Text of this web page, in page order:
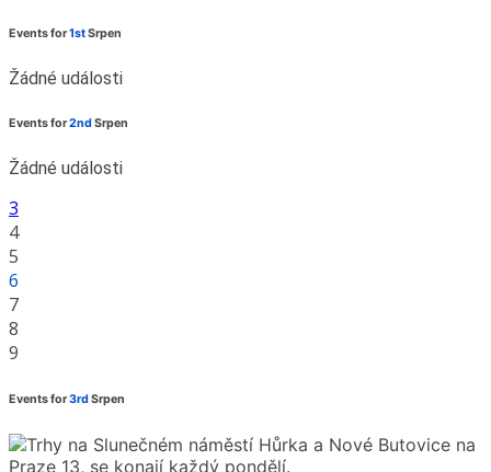
Events for1stSrpen
Žádné události
Events for2ndSrpen
Žádné události
3
4
5
6
7
8
9
Events for3rdSrpen